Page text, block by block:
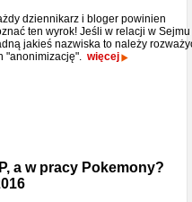
dziennikarz i bloger powinien
ten wyrok! Jeśli w relacji w Sejmu
jakieś nazwiska to należy
"anonimizację". więcej
a w pracy Pokemony?